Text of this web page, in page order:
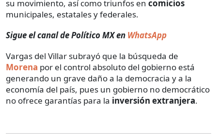
su movimiento, así como triunfos en comicios
municipales, estatales y federales.
Sigue el canal de Político MX en WhatsApp
Vargas del Villar subrayó que la búsqueda de
Morena por el control absoluto del gobierno está
generando un grave daño a la democracia y a la
economía del país, pues un gobierno no democrático
no ofrece garantías para la inversión extranjera.